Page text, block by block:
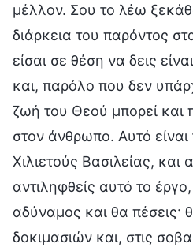
μέλλον. Σου το λέω
διάρκεια του παρόντος
είσαι σε θέση να δεις
και, παρόλο που δεν
ζωή του Θεού μπορεί και
στον άνθρωπο. Αυτό είναι
Χιλιετούς Βασιλείας, και
αντιληφθείς αυτό το έργο,
αδύναμος και θα πέσεις·
δοκιμασιών και, στις